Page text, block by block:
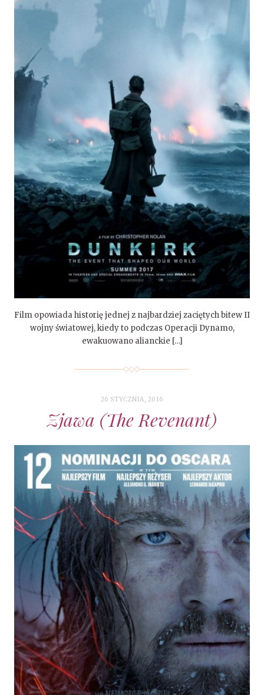
Film opowiada historię jednej z najbardziej zaciętych bitew II
wojny światowej, kiedy to podczas Operacji Dynamo,
ewakuowano alianckie […]
26 STYCZNIA, 2016
Zjawa (The Revenant)